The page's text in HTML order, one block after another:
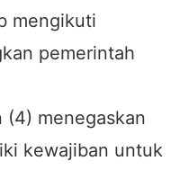
mengikuti
pemerintah
(4) menegaskan
kewajiban untuk